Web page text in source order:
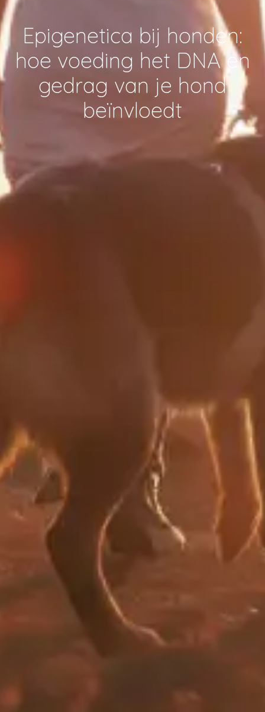
Epigenetica bij honden:
hoe voeding het DNA en
gedrag van je hond
beïnvloedt